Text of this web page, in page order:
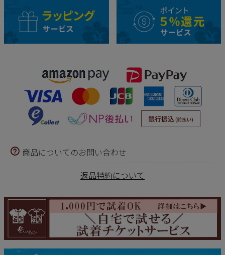
商品についてのお問い合わせ
返品特約について